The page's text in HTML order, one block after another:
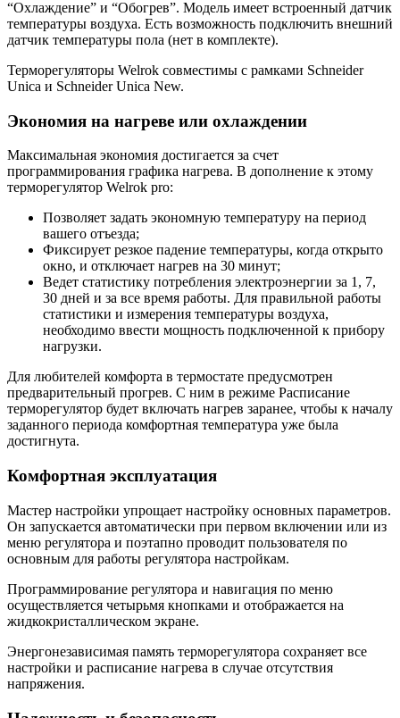
“Охлаждение” и “Обогрев”. Модель имеет встроенный датчик
температуры воздуха. Есть возможность подключить внешний
датчик температуры пола (нет в комплекте).
Терморегуляторы Welrok совместимы с рамками Schneider
Unica и Schneider Unica New.
Экономия на нагреве или охлаждении
Максимальная экономия достигается за счет
программирования графика нагрева. В дополнение к этому
терморегулятор Welrok pro:
Позволяет задать экономную температуру на период
вашего отъезда;
Фиксирует резкое падение температуры, когда открыто
окно, и отключает нагрев на 30 минут;
Ведет статистику потребления электроэнергии за 1, 7,
30 дней и за все время работы. Для правильной работы
статистики и измерения температуры воздуха,
необходимо ввести мощность подключенной к прибору
нагрузки.
Для любителей комфорта в термостате предусмотрен
предварительный прогрев. С ним в режиме Расписание
терморегулятор будет включать нагрев заранее, чтобы к началу
заданного периода комфортная температура уже была
достигнута.
Комфортная эксплуатация
Мастер настройки упрощает настройку основных параметров.
Он запускается автоматически при первом включении или из
меню регулятора и поэтапно проводит пользователя по
основным для работы регулятора настройкам.
Программирование регулятора и навигация по меню
осуществляется четырьмя кнопками и отображается на
жидкокристаллическом экране.
Энергонезависимая память терморегулятора сохраняет все
настройки и расписание нагрева в случае отсутствия
напряжения.